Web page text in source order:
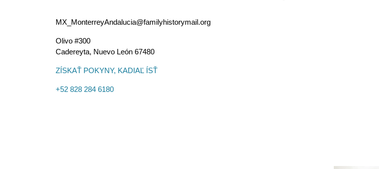
MX_MonterreyAndalucia@familyhistorymail.org
Olivo #300
Cadereyta, Nuevo León 67480
ZÍSKAŤ POKYNY, KADIAĽ ÍSŤ
+52 828 284 6180